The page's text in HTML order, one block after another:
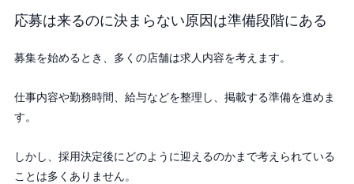
応募は来るのに決まらない原因は準備段階にある
募集を始めるとき、多くの店舗は求人内容を考えます。
仕事内容や勤務時間、給与などを整理し、掲載する準備を進めま
す。
しかし、採用決定後にどのように迎えるのかまで考えられている
ことは多くありません。